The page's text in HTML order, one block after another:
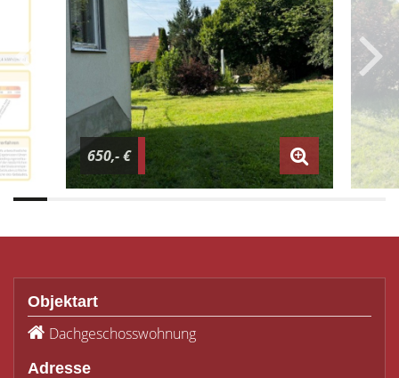
650,- €
Objektart
Dachgeschosswohnung
Adresse